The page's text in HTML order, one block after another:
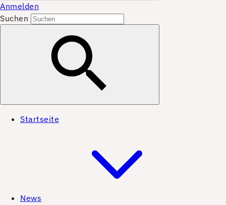
Anmelden
Suchen
Startseite
News